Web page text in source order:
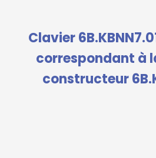
Clavier
correspondant à
constructeur